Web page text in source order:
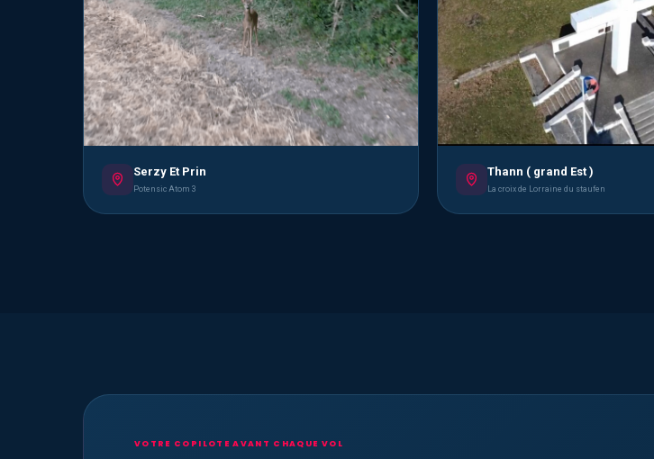
Serzy Et Prin
Potensic Atom 3
Thann ( grand Est )
La croix de Lorraine du staufen
VOTRE COPILOTE AVANT CHAQUE VOL